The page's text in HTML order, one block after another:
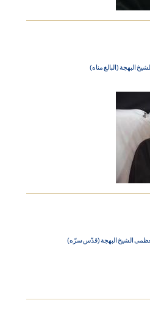
البهجة (البالغ مناه)
الشيخ البهجة (قدّس سرّه)